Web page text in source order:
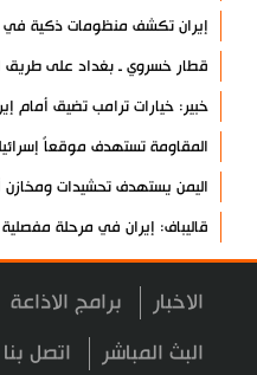
إيران تكشف منظومات ذكية في
قطار خسروي ـ بغداد على طريق
خبير: خيارات ترامب تضيق أمام
المقاومة تستهدف موقعاً
اليمن يستهدف تحشيدات
قاليباف: إيران في مرحلة
تعيين ذو القدر مستشارا سياسيا
تعيين رضائي أمينا للمجلس
رضائي ممثلا لقائد الثورة في
الاخبار برامج الاذاعة
البث المباشر اتصل بنا